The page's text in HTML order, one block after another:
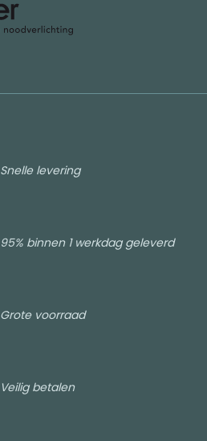
Snelle levering
95% binnen 1 werkdag geleverd
Grote voorraad
Veilig betalen